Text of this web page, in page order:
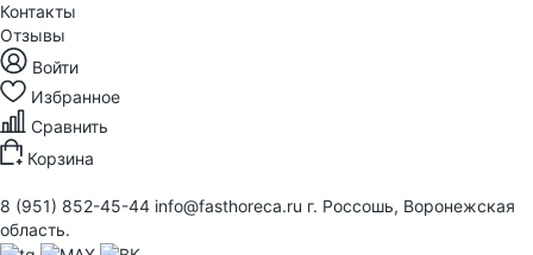
Контакты
Отзывы
Войти
Избранное
Сравнить
Корзина
8 (951) 852-45-44 info@fasthoreca.ru г. Россошь, Воронежская
область.